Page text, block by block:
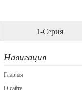
1-Серия
Навигация
Главная
О сайте